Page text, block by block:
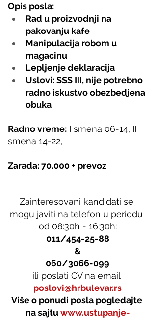
Opis posla:
Rad u proizvodnji na
pakovanju kafe
Manipulacija robom u
magacinu
Lepljenje deklaracija
Uslovi: SSS III, nije potrebno
radno iskustvo obezbedjena
obuka
Radno vreme: I smena 06-14, II
smena 14-22,
Zarada: 70.000 + prevoz
Zainteresovani kandidati se
mogu javiti na telefon u periodu
od 08:30h - 16:30h:
011/454-25-88
&
060/3066-099
ili poslati CV na email
poslovi@hrbulevar.rs
Više o ponudi posla pogledajte
na sajtu www.ustupanje-